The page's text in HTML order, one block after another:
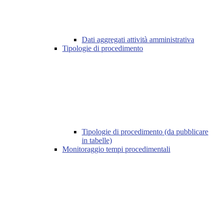
Dati aggregati attività amministrativa
Tipologie di procedimento
Tipologie di procedimento (da pubblicare
in tabelle)
Monitoraggio tempi procedimentali